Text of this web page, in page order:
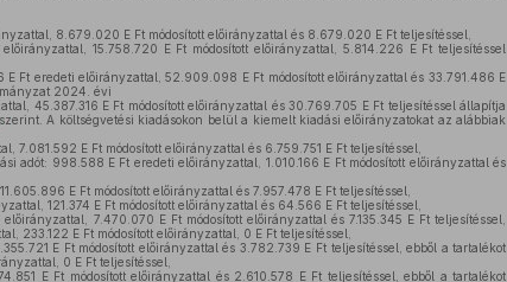
8.679.020 E Ft módosított előirányzattal és 8.679.020 E Ft teljesítéssel,
15.758.720 E Ft módosított előirányzattal, 5.814.226 E Ft teljesítéssel
Ft eredeti előirányzattal, 52.909.098 E Ft módosított előirányzattal és 33.791.486 E
2024. évi
45.387.316 E Ft módosított előirányzattal és 30.769.705 E Ft teljesítéssel állapítja
A költségvetési kiadásokon belül a kiemelt kiadási előirányzatokat az alábbiak
7.081.592 E Ft módosított előirányzattal és 6.759.751 E Ft teljesítéssel,
adót: 998.588 E Ft eredeti előirányzattal, 1.010.166 E Ft módosított előirányzattal és
E Ft módosított előirányzattal és 7.957.478 E Ft teljesítéssel,
121.374 E Ft módosított előirányzattal és 64.566 E Ft teljesítéssel,
7.470.070 E Ft módosított előirányzattal és 7.135.345 E Ft teljesítéssel,
233.122 E Ft módosított előirányzattal, 0 E Ft teljesítéssel,
E Ft módosított előirányzattal és 3.782.739 E Ft teljesítéssel, ebből a tartalékot
0 E Ft teljesítéssel,
E Ft módosított előirányzattal és 2.610.578 E Ft teljesítéssel, ebből a tartalékot